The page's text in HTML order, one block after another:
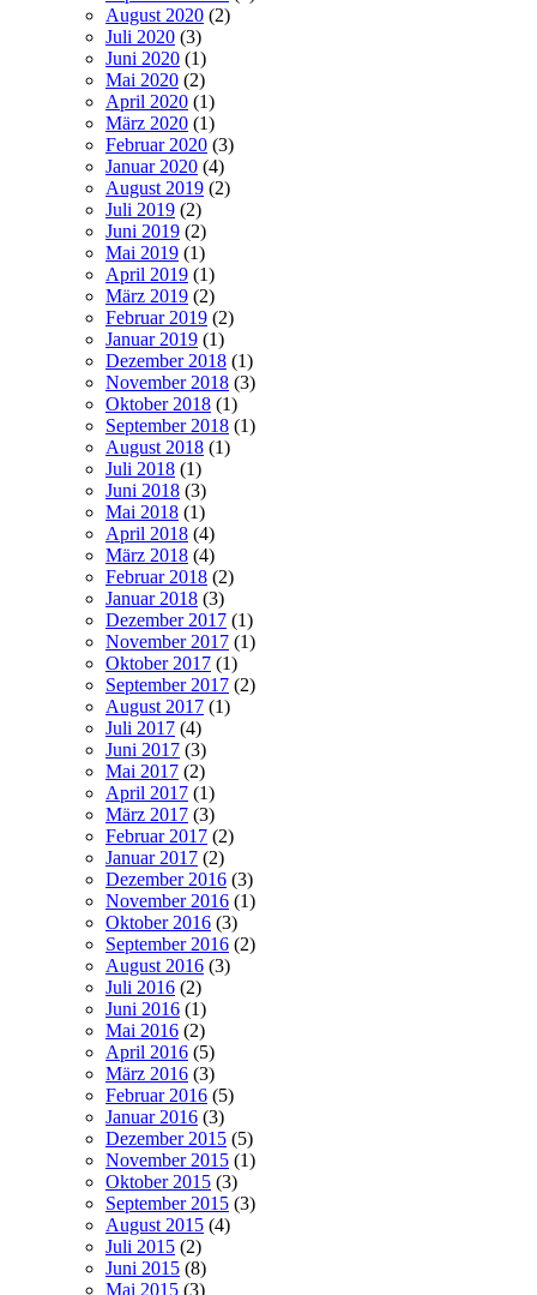
August 2020 (2)
Juli 2020 (3)
Juni 2020 (1)
Mai 2020 (2)
April 2020 (1)
März 2020 (1)
Februar 2020 (3)
Januar 2020 (4)
August 2019 (2)
Juli 2019 (2)
Juni 2019 (2)
Mai 2019 (1)
April 2019 (1)
März 2019 (2)
Februar 2019 (2)
Januar 2019 (1)
Dezember 2018 (1)
November 2018 (3)
Oktober 2018 (1)
September 2018 (1)
August 2018 (1)
Juli 2018 (1)
Juni 2018 (3)
Mai 2018 (1)
April 2018 (4)
März 2018 (4)
Februar 2018 (2)
Januar 2018 (3)
Dezember 2017 (1)
November 2017 (1)
Oktober 2017 (1)
September 2017 (2)
August 2017 (1)
Juli 2017 (4)
Juni 2017 (3)
Mai 2017 (2)
April 2017 (1)
März 2017 (3)
Februar 2017 (2)
Januar 2017 (2)
Dezember 2016 (3)
November 2016 (1)
Oktober 2016 (3)
September 2016 (2)
August 2016 (3)
Juli 2016 (2)
Juni 2016 (1)
Mai 2016 (2)
April 2016 (5)
März 2016 (3)
Februar 2016 (5)
Januar 2016 (3)
Dezember 2015 (5)
November 2015 (1)
Oktober 2015 (3)
September 2015 (3)
August 2015 (4)
Juli 2015 (2)
Juni 2015 (8)
Mai 2015 (3)